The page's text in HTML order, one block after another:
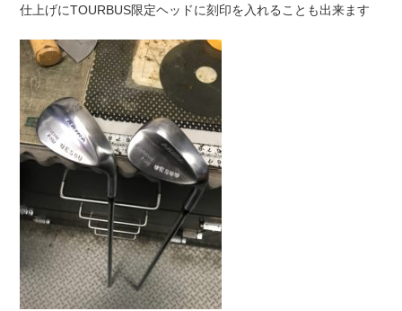
仕上げにTOURBUS限定ヘッドに刻印を入れることも出来ます